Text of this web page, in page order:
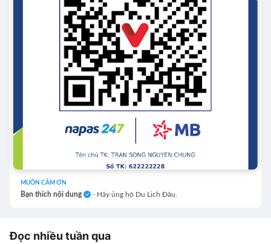
MUỐN CẢM ƠN
Bạn thích nội dung - Hãy ủng hộ Du Lịch Đâu.
Đọc nhiều tuần qua